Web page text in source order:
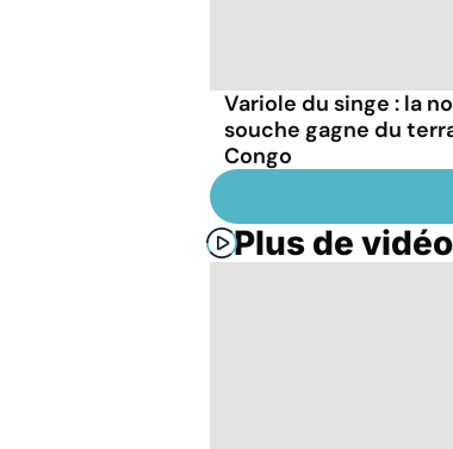
Variole du singe : la
souche gagne du
Congo
Plus de